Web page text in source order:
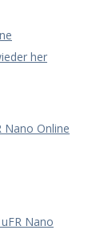
her
Nano Online
Nano